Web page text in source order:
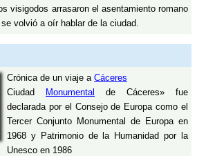
visigodos arrasaron el asentamiento romano
volvió a oír hablar de la ciudad.
Crónica de un viaje a Cáceres
Ciudad
Monumental
de Cáceres» fue
declarada por el Consejo de Europa como el
Tercer Conjunto Monumental de Europa en
1968 y Patrimonio de la Humanidad por la
Unesco en 1986